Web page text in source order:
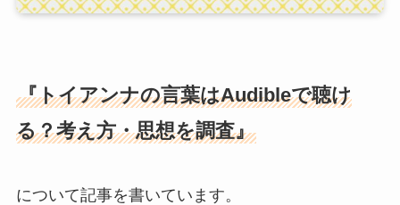
『トイアンナの言葉はAudibleで聴け
る？考え方・思想を調査』
について記事を書いています。